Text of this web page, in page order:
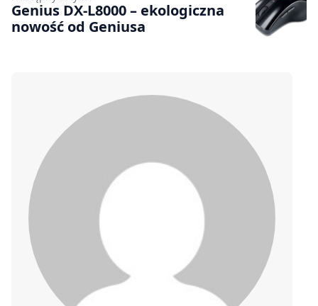
Genius DX-L8000 – ekologiczna
nowość od Geniusa